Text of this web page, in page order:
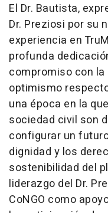
El Dr. Bautista,
Dr. Preziosi por su
experiencia en
profunda
compromiso con
optimismo
una época en la
sociedad civil son
configurar un
dignidad y los
sostenibilidad del
liderazgo del Dr.
CoNGO como